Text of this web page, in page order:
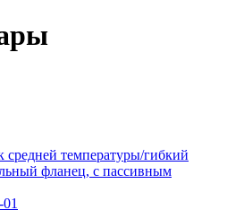
температуры/гибкий
фланец, с пассивным